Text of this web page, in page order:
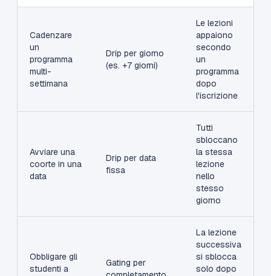
Cadenzare
un
programma
multi-
settimana
Drip per giorno
(es. +7 giorni)
Le lezioni
appaiono
secondo
un
programma
dopo
l'iscrizione
Avviare una
coorte in una
data
Drip per data
fissa
Tutti
sbloccano
la stessa
lezione
nello
stesso
giorno
Obbligare gli
studenti a
Gating per
La lezione
successiva
si sblocca
solo dopo